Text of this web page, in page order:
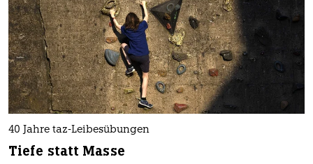
40 Jahre taz-Leibesübungen
Tiefe statt Masse